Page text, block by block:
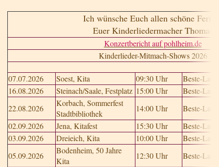
Ich wünsche Euch allen schöne
Euer Kinderliedermacher Thomas
Konzertbericht auf pohlheim.de
Kinderlieder-Mitmach-Shows 2026
07.07.2026 Soest, Kita 09:30 Uhr
Beste-
16.08.2026
Steinach/Saale, Festplatz 15:00 Uhr
Beste-
22.08.2026
Korbach, Sommerfest
Stadtbibliothek
14:00 Uhr
Beste-
02.09.2026
Jena, Kitafest 15:30 Uhr
Beste-
03.09.2026
Dreieich, Kita 10:00 Uhr
Beste-
05.09.2026
Bodenheim, 50 Jahre
Kita
12:30 Uhr Beste-